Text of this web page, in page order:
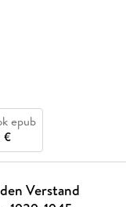
epub
€
Verstand